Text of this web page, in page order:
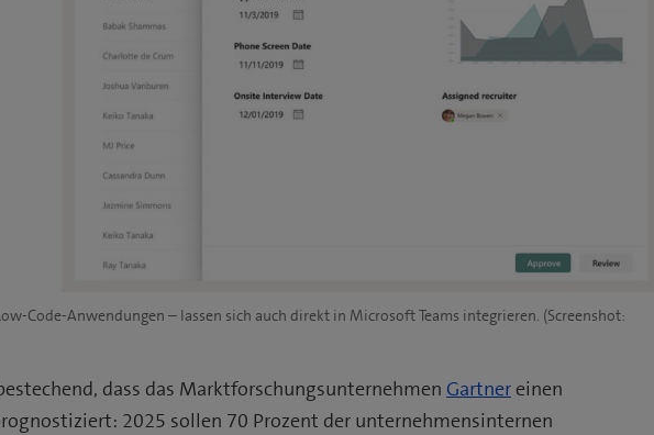
Code-Anwendungen – lassen sich auch direkt in Microsoft Teams integrieren. (Screenshot:
dass das Marktforschungsunternehmen Gartner einen
2025 sollen 70 Prozent der unternehmensinternen